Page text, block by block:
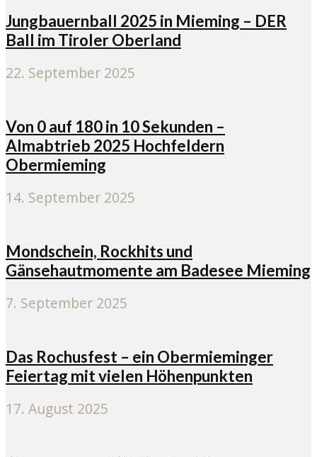
Jungbauernball 2025 in Mieming – DER
Ball im Tiroler Oberland
22. September 2025
Von 0 auf 180 in 10 Sekunden –
Almabtrieb 2025 Hochfeldern
Obermieming
14. September 2025
Mondschein, Rockhits und
Gänsehautmomente am Badesee Mieming
7. September 2025
Das Rochusfest – ein Obermieminger
Feiertag mit vielen Höhenpunkten
17. August 2025